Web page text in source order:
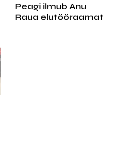
Peagi ilmub Anu
Raua elutööraamat